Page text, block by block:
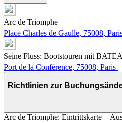
Arc de Triomphe
Place Charles de Gaulle, 75008,
Seine Fluss: Bootstouren mit
Port de la Conférence, 75008, Paris
Richtlinien zur
Arc de Triomphe: Eintrittskarte +